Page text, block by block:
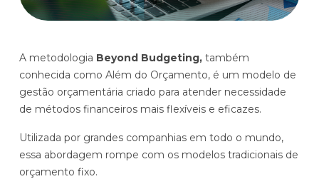
Módulo de Controle, projeção e gestão do fluxo
de caixa.
Complexidade de gestão de caixa baixa e média
orçamentária
Distribuição e Logística
Varejo
A metodologia Beyond Budgeting, também
conhecida como Além do Orçamento, é um modelo de
gestão orçamentária criado para atender necessidade
de métodos financeiros mais flexíveis e eficazes.
Utilizada por grandes companhias em todo o mundo,
essa abordagem rompe com os modelos tradicionais de
orçamento fixo.